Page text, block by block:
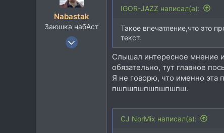
Nabastak
Заюшка набАст
16 Фев 2005
IGOR-JAZZ написал(а):
Такое впечатление,что это
текст.
Слышал интересное мнение
обязательно, тут главное
Я не говорю, что именно
пшпшпшпшпшпшпш.
CJ NorMix написал(а):